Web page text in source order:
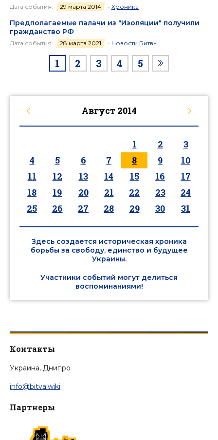
Дата события: 29 марта 2014 • Хроника
Предполагаемые палачи из "Изоляции" получили
гражданство РФ
Дата события: 28 марта 2021 • Новости Битвы
1 2 3 4 5
Август 2014
1 2
3
4
5 6 7 8 9
10
11
12 13 14 15 16
17
18
19 20 21 22 23
24
25
26 27 28 29 30 31
Здесь создается историческая хроника
борьбы за свободу, единство и будущее
Украины.
Участники событий могут делиться
воспоминаниями!
Контакты
Украина, Днипро
info@bitva.wiki
Партнеры